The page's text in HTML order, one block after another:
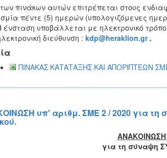
πινάκων αυτών επιτρέπεται στους
πέντε (5) ημερών (υπολογιζόμενες
ένσταση υποβάλλεται με ηλεκτρονικό
διεύθυνση : kdp@heraklion.gr .
ΠΙΝΑΚΑΣ ΚΑΤΑΤΑΞΗΣ ΚΑΙ ΑΠΟΡΙΠΤΕΩΝ
υπ' αριθμ. ΣΜΕ 2 / 2020 για
ΑΝΑΚΟΙΝΩΣΗ
για τη σύναψη